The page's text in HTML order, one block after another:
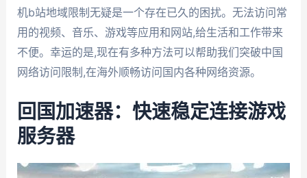
机b站地域限制无疑是一个存在已久的困扰。无法访问常
用的视频、音乐、游戏等应用和网站,给生活和工作带来
不便。幸运的是,现在有多种方法可以帮助我们突破中国
网络访问限制,在海外顺畅访问国内各种网络资源。
回国加速器：快速稳定连接游戏
服务器